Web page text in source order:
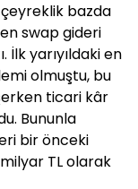
bazda
swap gideri
İlk yarıyıldaki en
olmuştu, bu
ticari kâr
Bununla
bir önceki
TL olarak